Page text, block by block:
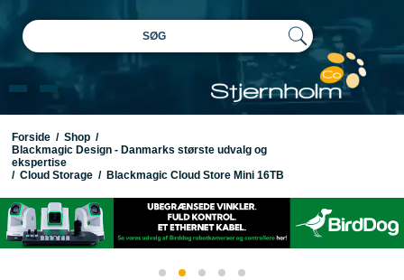
SØG
Forside / Shop /
Blackmagic Design - Danmarks største udvalg og
ekspertise
/ Cloud Storage / Blackmagic Cloud Store Mini 16TB